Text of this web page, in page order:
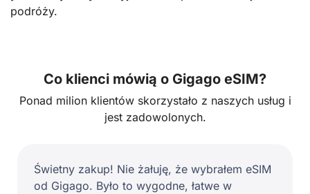
podróży.
Co klienci mówią o Gigago eSIM?
Ponad milion klientów skorzystało z naszych usług i
jest zadowolonych.
Świetny zakup! Nie żałuję, że wybrałem eSIM
od Gigago. Było to wygodne, łatwe w